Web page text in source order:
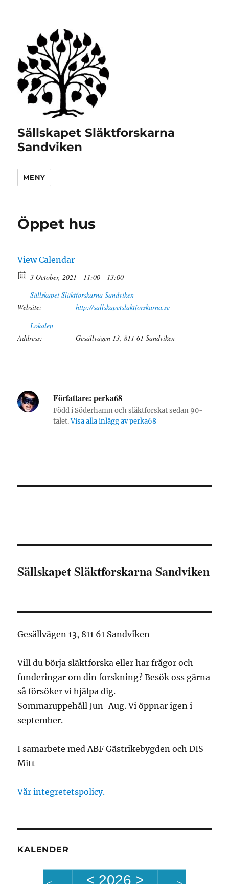
Sällskapet Släktforskarna
Sandviken
MENY
Öppet hus
View Calendar
3 October, 2021
11:00 - 13:00
Sällskapet Släktforskarna Sandviken
Website:
http://sallskapetslaktforskarna.se
Lokalen
Address:
Gesällvägen 13, 811 61 Sandviken
Författare: perka68
Född i Söderhamn och släktforskat sedan 90-
talet.Visa alla inlägg av perka68
Sällskapet Släktforskarna Sandviken
Gesällvägen 13, 811 61 Sandviken
Vill du börja släktforska eller har frågor och
funderingar om din forskning? Besök oss gärna
så försöker vi hjälpa dig.
Sommaruppehåll Jun-Aug. Vi öppnar igen i
september.
I samarbete med ABF Gästrikebygden och DIS-
Mitt
Vår integretetspolicy.
KALENDER
< 2026 >